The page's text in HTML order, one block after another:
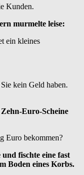
Kunden.
murmelte leise:
ein kleines
kein Geld haben.
Euro-Scheine
Euro bekommen?
fischte eine fast
Boden eines Korbs.